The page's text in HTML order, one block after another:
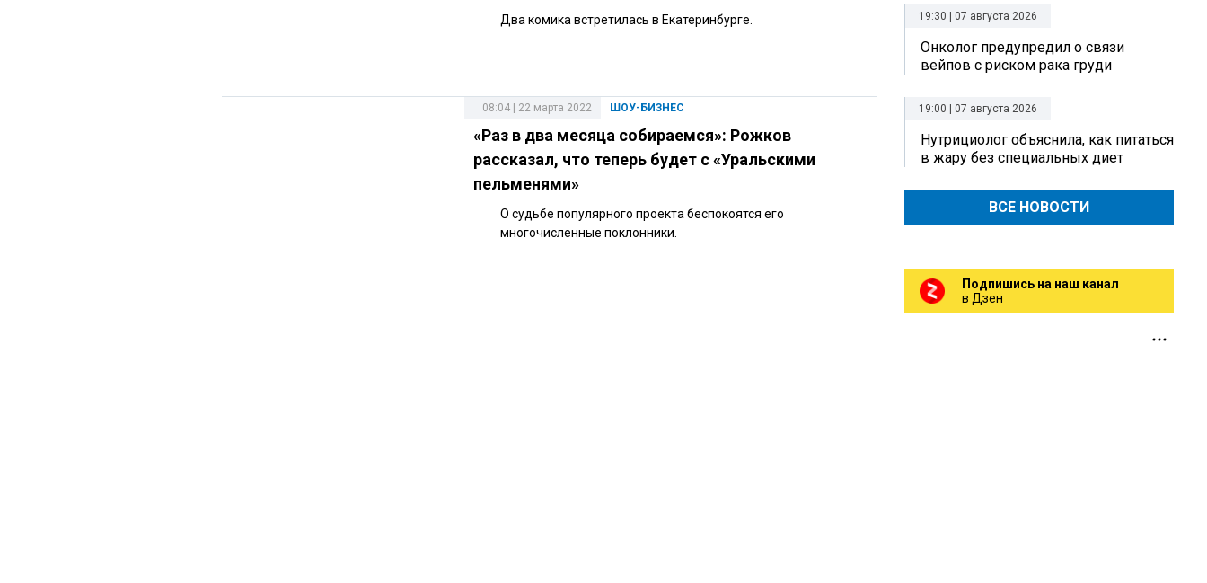
Два комика встретилась в Екатеринбурге.
ШОУ-БИЗНЕС
08:04 | 22 марта 2022
«Раз в два месяца собираемся»: Рожков
рассказал, что теперь будет с «Уральскими
пельменями»
О судьбе популярного проекта беспокоятся его
многочисленные поклонники.
19:30 | 07 августа 2026
Онколог предупредил о связи
вейпов с риском рака груди
19:00 | 07 августа 2026
Нутрициолог объяснила, как питаться
в жару без специальных диет
ВСЕ НОВОСТИ
Подпишись на наш канал
в Дзен